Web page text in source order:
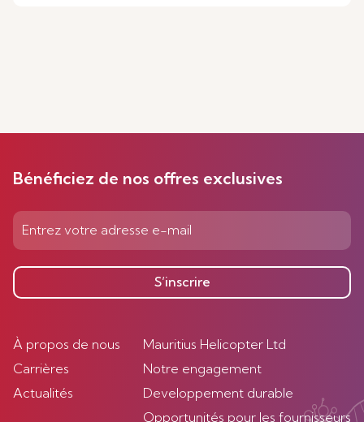
Bénéficiez de nos offres exclusives
S’inscrire
À propos de nous
Carrières
Actualités
Mauritius Helicopter Ltd
Notre engagement
Developpement durable
Opportunités pour les fournisseurs